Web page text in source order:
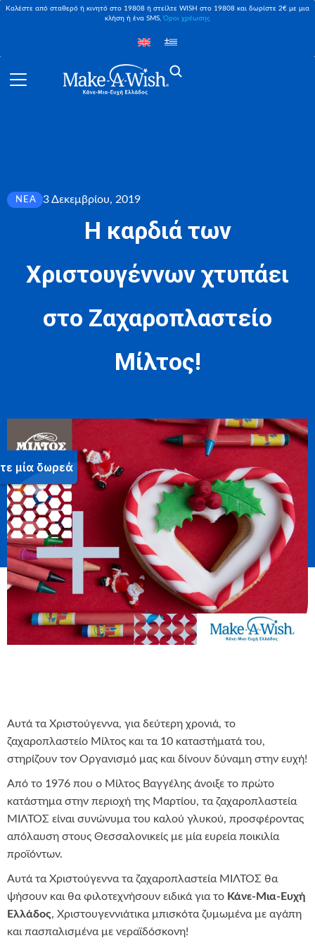
Καλέστε από σταθερό ή κινητό στο 19808 ή στείλτε WISH στο 19808 και δωρίστε 2€ με μια
κλήση ή ένα SMS,Όροι χρέωσης
ΝΈΑ 3 Δεκεμβρίου, 2019
H καρδιά των
Χριστουγέννων χτυπάει
στο Ζαχαροπλαστείο
Μίλτος!
Αυτά τα Χριστούγεννα, για δεύτερη χρονιά, το
ζαχαροπλαστείο Μίλτος και τα 10 καταστήματά του,
στηρίζουν τον Οργανισμό μας και δίνουν δύναμη στην ευχή!
Από το 1976 που ο Μίλτος Βαγγέλης άνοιξε το πρώτο
κατάστημα στην περιοχή της Μαρτίου, τα ζαχαροπλαστεία
ΜΙΛΤΟΣ είναι συνώνυμα του καλού γλυκού, προσφέροντας
απόλαυση στους Θεσσαλονικείς με μία ευρεία ποικιλία
προϊόντων.
Αυτά τα Χριστούγεννα τα ζαχαροπλαστεία ΜΙΛΤΟΣ θα
ψήσουν και θα φιλοτεχνήσουν ειδικά για το Κάνε-Μια-Ευχή
Ελλάδος, Χριστουγεννιάτικα μπισκότα ζυμωμένα με αγάπη
και πασπαλισμένα με νεραϊδόσκονη!